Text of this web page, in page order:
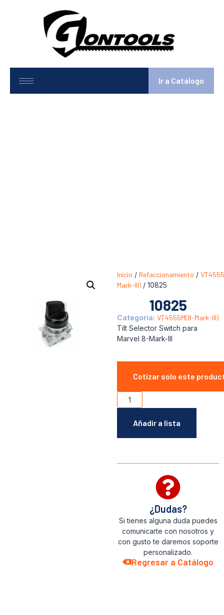
Ir a Catálogo
Inicio / Refaccionamiento /
Mark-III) / 10825
10825
Categoría: VT4555M(8-Mark-III)
Tilt Selector Switch para
Marvel 8-Mark-III
Cotizar solo este
Añadir a lista
¿Dudas?
Si tienes alguna duda puedes
comunicarte con nosotros y
con gusto te daremos soporte
personalizado.
Regresar a Catálogo